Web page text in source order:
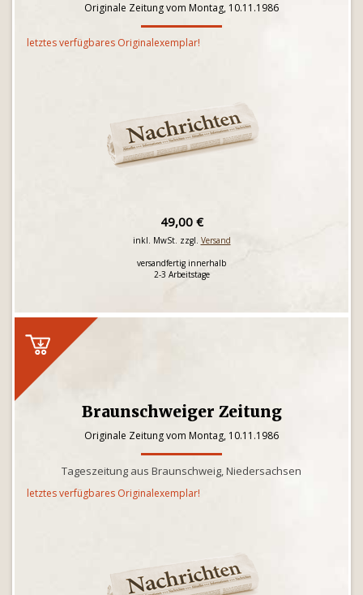
Originale Zeitung vom Montag, 10.11.1986
letztes verfügbares Originalexemplar!
49,00 €
inkl. MwSt. zzgl. Versand
versandfertig innerhalb
2-3 Arbeitstage
Braunschweiger Zeitung
Originale Zeitung vom Montag, 10.11.1986
Tageszeitung aus Braunschweig, Niedersachsen
letztes verfügbares Originalexemplar!